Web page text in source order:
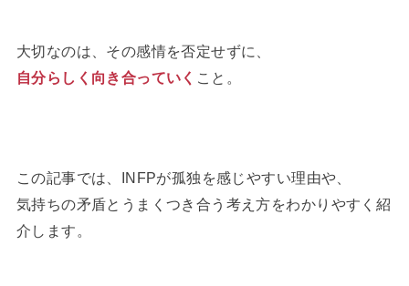
大切なのは、その感情を否定せずに、
自分らしく向き合っていく こと。
この記事では、INFPが孤独を感じやすい理由や、
気持ちの矛盾とうまくつき合う考え方をわかりやすく紹
介します。